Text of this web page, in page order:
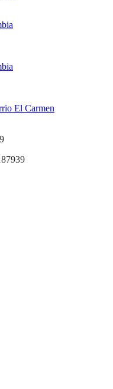
El Carmen